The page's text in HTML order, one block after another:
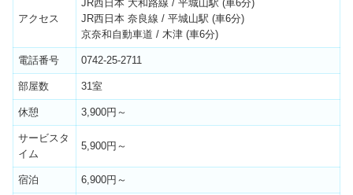
アクセス
JR西日本 大和路線 / 平城山駅 (車6分)
JR西日本 奈良線 / 平城山駅 (車6分)
京奈和自動車道 / 木津 (車6分)
電話番号 0742-25-2711
部屋数 31室
休憩 3,900円～
サービスタ
イム
5,900円～
宿泊 6,900円～